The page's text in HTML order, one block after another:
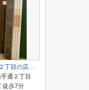
神戸市中央区下山手通２丁目の店舗一部
通２丁目
徒歩7分